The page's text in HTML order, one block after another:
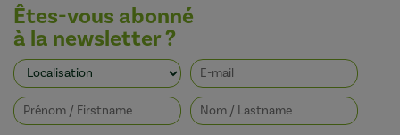
Êtes-vous abonné
à la newsletter ?